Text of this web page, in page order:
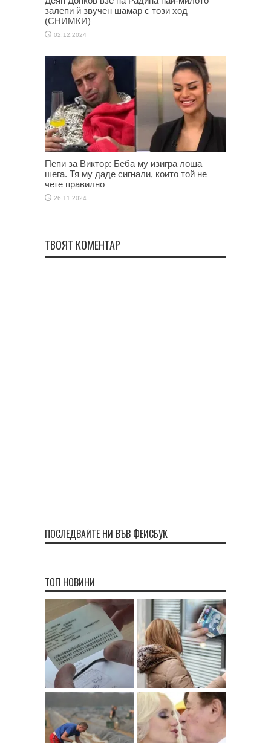
залепи й звучен шамар с този ход
(СНИМКИ)
02.12.2024
Пепи за Виктор: Беба му изигра лоша
шега. Тя му даде сигнали, които той не
чете правилно
26.11.2024
ТВОЯТ КОМЕНТАР
ПОСЛЕДВАЙТЕ НИ ВЪВ ФЕЙСБУК
ТОП НОВИНИ